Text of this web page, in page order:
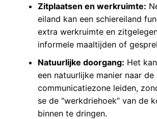
Zitplaatsen en werkruimte:
eiland kan een schiereiland
extra werkruimte en
informele maaltijden of
Natuurlijke doorgang: Het
een natuurlijke manier naar de
communicatiezone leiden,
se de “werkdriehoek” van de
binnen te dringen.